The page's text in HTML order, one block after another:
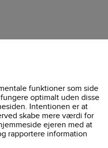
funktioner som side
optimalt uden disse
Intentionen er at
skabe mere værdi for
ejeren med at
rapportere information